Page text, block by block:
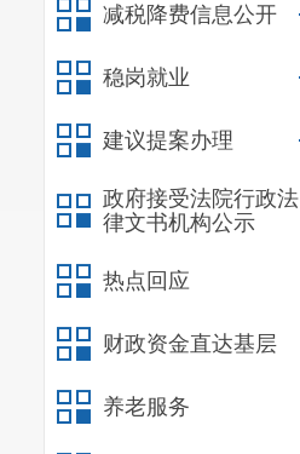
减税降费信息公开
稳岗就业
建议提案办理
政府接受法院行政法
律文书机构公示
热点回应
财政资金直达基层
养老服务